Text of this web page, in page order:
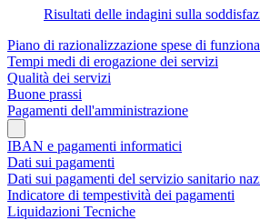
Risultati delle indagini sulla
Piano di razionalizzazione spese di
Tempi medi di erogazione dei servizi
Qualità dei servizi
Buone prassi
Pagamenti dell'amministrazione
IBAN e pagamenti informatici
Dati sui pagamenti
Dati sui pagamenti del servizio sanitario
Indicatore di tempestività dei pagamenti
Liquidazioni Tecniche